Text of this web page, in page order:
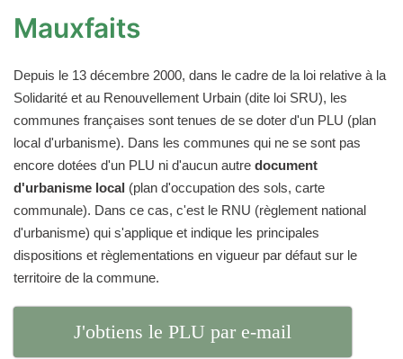
Mauxfaits
Depuis le 13 décembre 2000, dans le cadre de la loi relative à la
Solidarité et au Renouvellement Urbain (dite loi SRU), les
communes françaises sont tenues de se doter d'un PLU (plan
local d'urbanisme). Dans les communes qui ne se sont pas
encore dotées d'un PLU ni d'aucun autre document
d'urbanisme local (plan d'occupation des sols, carte
communale). Dans ce cas, c'est le RNU (règlement national
d'urbanisme) qui s'applique et indique les principales
dispositions et règlementations en vigueur par défaut sur le
territoire de la commune.
J'obtiens le PLU par e-mail